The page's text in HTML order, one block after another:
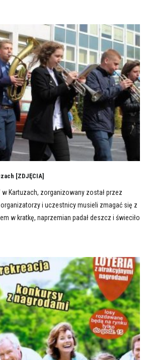
[ZDJĘCIA]
w Kartuzach, zorganizowany został przez
i uczestnicy musieli zmagać się z
w kratkę, naprzemian padał deszcz i świeciło